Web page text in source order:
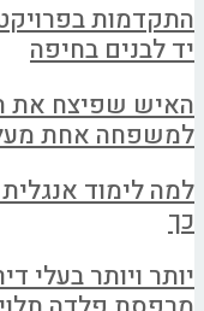
התקדמות
יד לבנים בחיפה
האיש שפיצח את
למשפחה אחת מעל
למה לימוד
כך
יותר ויותר בעלי